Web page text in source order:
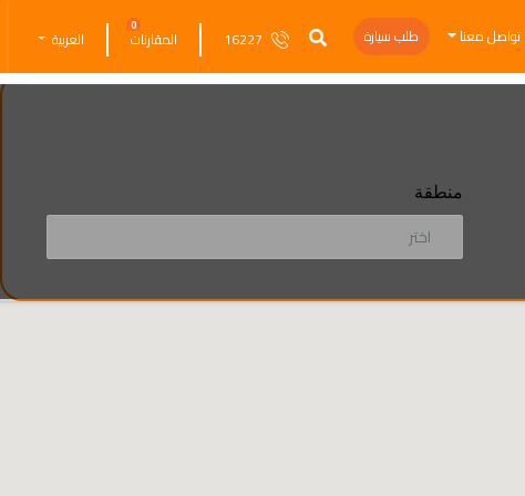
تواصل معنا طلب سيارة 16227 المقارنات
0
العربية
منطقة